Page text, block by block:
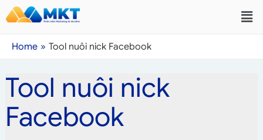
Home Tool nuôi nick Facebook
Tool nuôi nick
Facebook